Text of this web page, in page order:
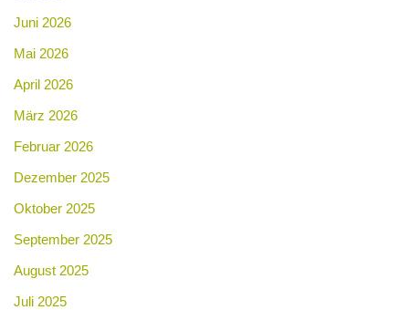
Juni 2026
Mai 2026
April 2026
März 2026
Februar 2026
Dezember 2025
Oktober 2025
September 2025
August 2025
Juli 2025